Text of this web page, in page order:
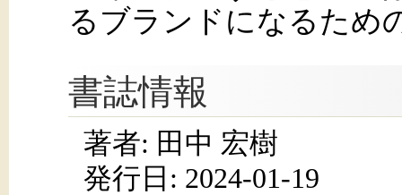
るブランドになるため
書誌情報
著者: 田中 宏樹
発行日: 2024-01-19